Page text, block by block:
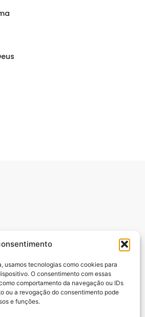
usamos tecnologias como cookies para
O consentimento com essas
comportamento da navegação ou IDs
ou a revogação do consentimento pode
e funções.